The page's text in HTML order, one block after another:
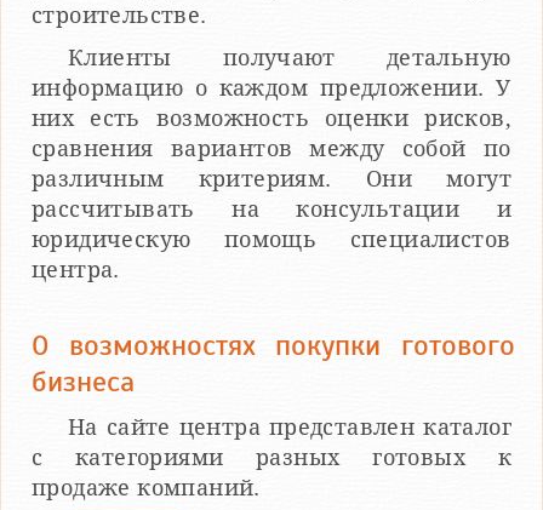
строительстве.
Клиенты получают детальную
информацию о каждом предложении. У
них есть возможность оценки рисков,
сравнения вариантов между собой по
различным критериям. Они могут
рассчитывать на консультации и
юридическую помощь специалистов
центра.
О возможностях покупки готового
бизнеса
На сайте центра представлен каталог
с категориями разных готовых к
продаже компаний.